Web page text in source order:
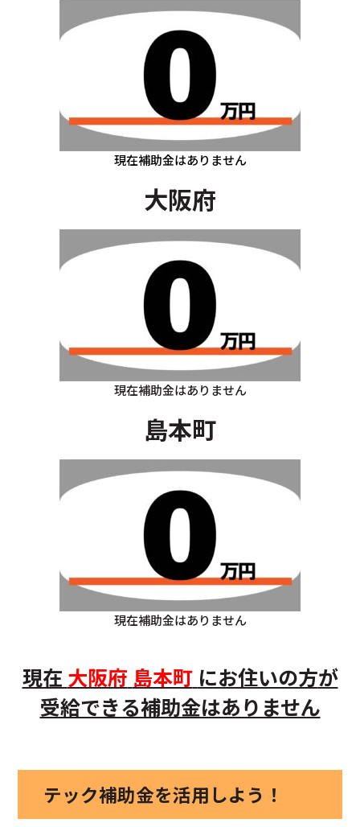
現在補助金はありません
大阪府
現在補助金はありません
島本町
現在補助金はありません
現在 大阪府 島本町 にお住いの方が
受給できる補助金はありません
テック補助金を活用しよう！